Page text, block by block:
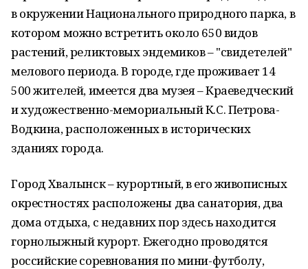
в окружении Национального природного парка, в
котором можно встретить около 650 видов
растений, реликтовых эндемиков – "свидетелей"
мелового периода. В городе, где проживает 14
500 жителей, имеется два музея – Краеведческий
и художественно-мемориальный К.С. Петрова-
Водкина, расположенных в исторических
зданиях города.
Город Хвалынск – курортный, в его живописных
окрестностях расположены два санатория, два
дома отдыха, с недавних пор здесь находится
горнолыжный курорт. Ежегодно проводятся
российские соревнования по мини-футболу,